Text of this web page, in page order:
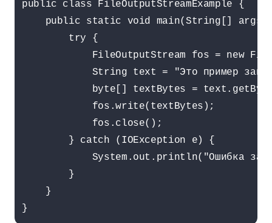
public class FileOutputStreamExample {
public static void main(String[] args)
        try {
FileOutputStream fos = new
String text = "Это пример
byte[] textBytes =
            fos.write(textBytes);
            fos.close();
        } catch (IOException e) {
System.out.println("Ошибка
        }
    }